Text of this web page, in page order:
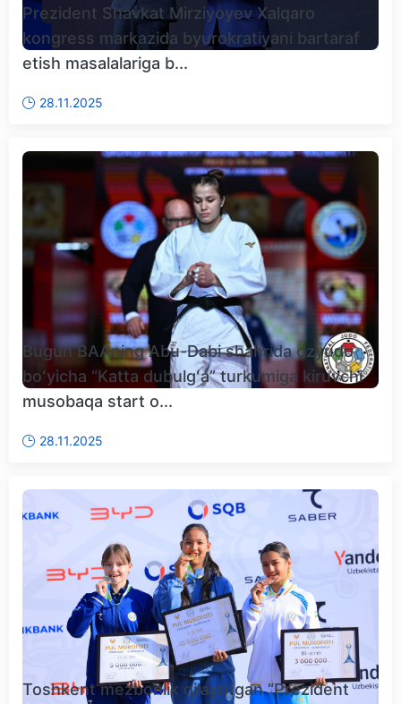
Prezident Shavkat Mirziyoyev Xalqaro
kongress markazida byurokratiyani bartaraf
etish masalalariga b...
28.11.2025
Bugun BAAning Abu-Dabi shahrida dzyudo
boʻyicha “Katta dubulgʻa” turkumiga kiruvchi
musobaqa start o...
28.11.2025
Toshkent mezbonlik qilayotgan “Prezident